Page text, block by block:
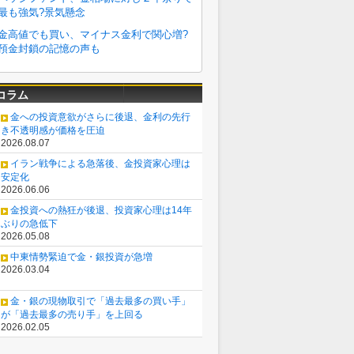
ラム
金への投資意欲がさらに後退、金利の先行
き不透明感が価格を圧迫
2026.08.07
イラン戦争による急落後、金投資家心理は
安定化
2026.06.06
金投資への熱狂が後退、投資家心理は14年
ぶりの急低下
2026.05.08
中東情勢緊迫で金・銀投資が急増
2026.03.04
金・銀の現物取引で「過去最多の買い手」
が「過去最多の売り手」を上回る
2026.02.05